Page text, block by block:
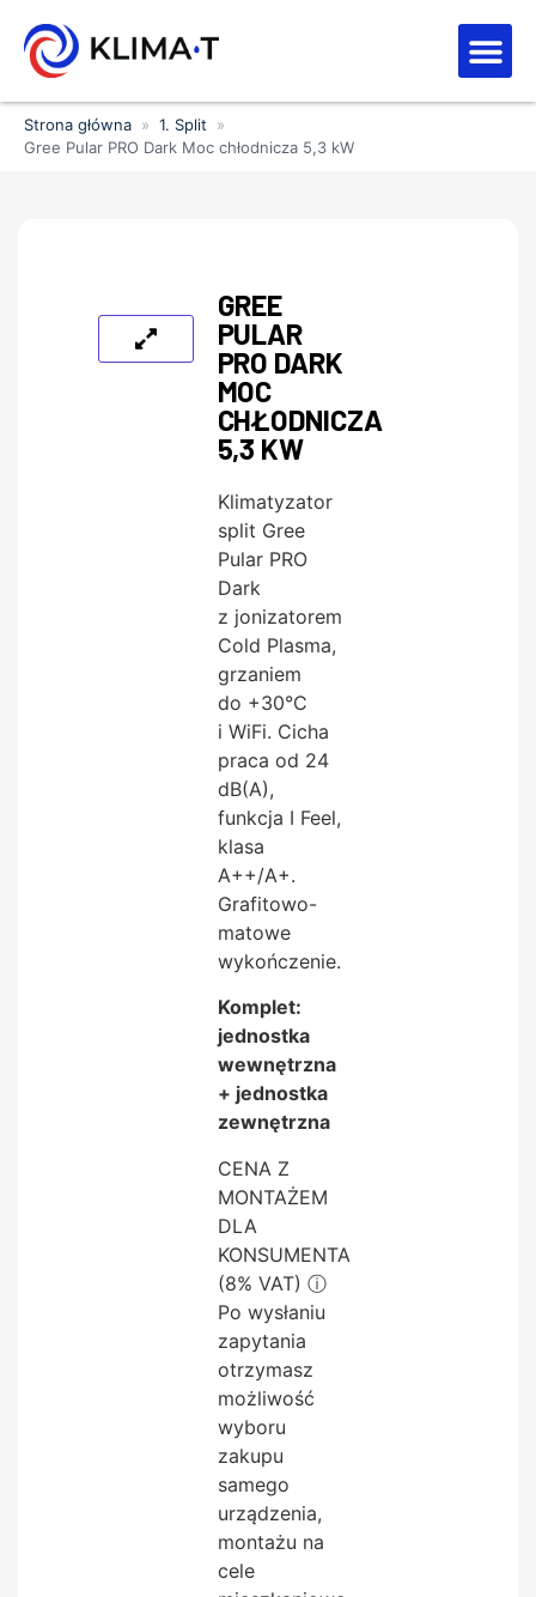
Strona główna » 1. Split
»
Gree Pular PRO Dark Moc chłodnicza 5,3 kW
GREE
PULAR
PRO DARK
MOC
CHŁODNICZA
5,3 KW
Klimatyzator
split Gree
Pular PRO
Dark
z jonizatorem
Cold Plasma,
grzaniem
do +30°C
i WiFi. Cicha
praca od 24
dB(A),
funkcja I Feel,
klasa
A++/A+.
Grafitowo-
matowe
wykończenie.
Komplet:
jednostka
wewnętrzna
+ jednostka
zewnętrzna
CENA Z
MONTAŻEM
DLA
KONSUMENTA
(8% VAT) ⓘ
Po wysłaniu
zapytania
otrzymasz
możliwość
wyboru
zakupu
samego
urządzenia,
montażu na
cele